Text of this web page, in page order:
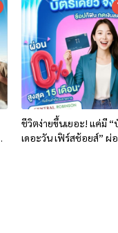
ชีวิตง่ายขึ้นเยอะ! แค่มี “
เดอะวัน เฟิร์สช้อยส์” ผ่